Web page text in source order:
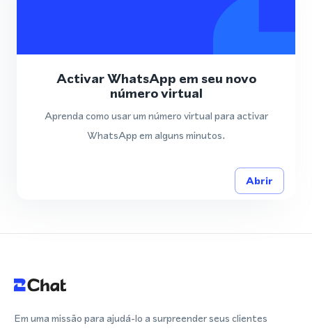
Activar WhatsApp em seu novo
número virtual
Aprenda como usar um número virtual para activar
WhatsApp em alguns minutos.
Abrir
Em uma missão para ajudá-lo a surpreender seus clientes